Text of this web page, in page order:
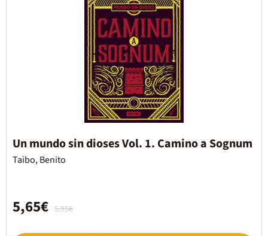
Un mundo sin dioses Vol. 1. Camino a Sognum
Taibo, Benito
5,95€
5,65€